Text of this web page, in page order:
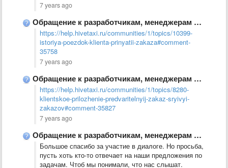
7 years ago
Обращение к разработчикам, менеджерам от руководителей действующих служб.
https://help.hivetaxi.ru/communities/1/topics/10399-
istoriya-poezdok-klienta-prinyatii-zakaza#comment-
35758
7 years ago
Обращение к разработчикам, менеджерам от руководителей действующих служб.
https://help.hivetaxi.ru/communities/1/topics/8280-
klientskoe-prilozhenie-predvaritelnyij-zakaz-sryivyi-
zakazov#comment-35827
7 years ago
Обращение к разработчикам, менеджерам от руководителей действующих служб.
Большое спасибо за участие в диалоге. Но просьба,
пусть хоть кто-то отвечает на наши предложения по
задачам. Чтоб мы понимали, что нас слышат.